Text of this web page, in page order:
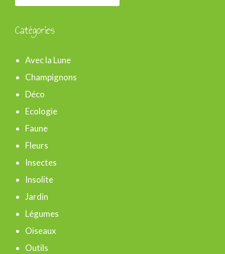
e
e
r
c
h
e
r
Catégories
Avec la Lune
Champignons
Déco
Ecologie
Faune
Fleurs
Insectes
Insolite
Jardin
Légumes
Oiseaux
Outils